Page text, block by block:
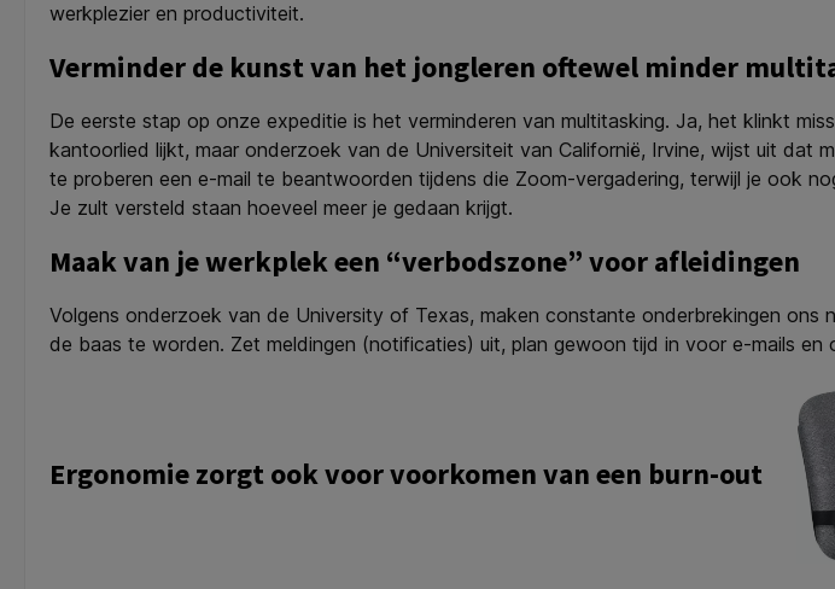
werkplezier en productiviteit.
Verminder de kunst van het jongleren oftewel minder
De eerste stap op onze expeditie is het verminderen van multitasking. Ja, het klinkt
kantoorlied lijkt, maar onderzoek van de Universiteit van Californië, Irvine, wijst uit dat
te proberen een e-mail te beantwoorden tijdens die Zoom-vergadering, terwijl je ook
Je zult versteld staan hoeveel meer je gedaan krijgt.
Maak van je werkplek een “verbodszone” voor afleidingen
Volgens onderzoek van de University of Texas, maken constante onderbrekingen
de baas te worden. Zet meldingen (notificaties) uit, plan gewoon tijd in voor e-mails
Ergonomie zorgt ook voor voorkomen van een burn-out